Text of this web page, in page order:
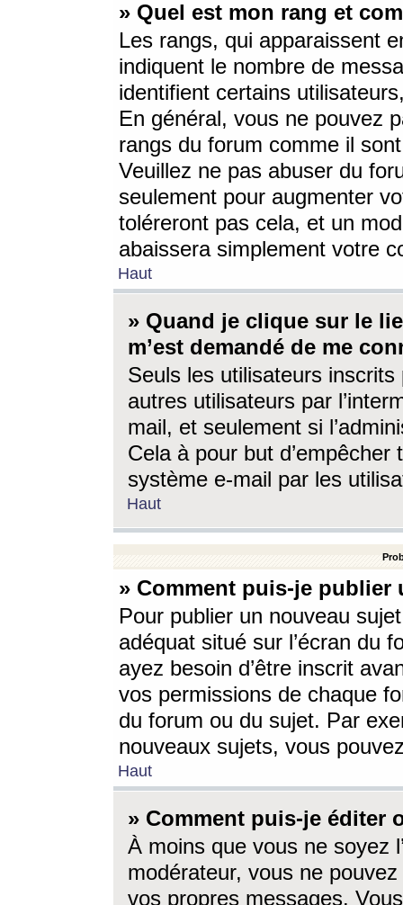
» Quel est mon rang et
Les rangs, qui apparaissent
indiquent le nombre de
identifient certains
En général, vous ne pouvez
rangs du forum comme il
Veuillez ne pas abuser du
seulement pour augmenter
toléreront pas cela, et un
abaissera simplement votre
Haut
» Quand je clique sur le
m’est demandé de me
Seuls les utilisateurs
autres utilisateurs par
mail, et seulement si
Cela à pour but
système e-mail par les
Haut
» Comment puis-je
Pour publier un nouveau
adéquat situé sur l’écran du
ayez besoin d’être inscrit
vos permissions de chaque
du forum ou du sujet. Par
nouveaux sujets, vous
Haut
» Comment puis-je éditer
À moins que vous ne soyez
modérateur, vous ne
vos propres messages.